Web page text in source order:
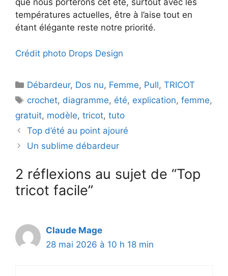
que nous porterons cet été, surtout avec les
températures actuelles, être à l’aise tout en
étant élégante reste notre priorité.
Crédit photo Drops Design
Catégories
Débardeur, Dos nu, Femme, Pull,TRICOT
Étiquettes
crochet, diagramme, été, explication,femme,
gratuit, modèle, tricot, tuto
Top d’été au point ajouré
Un sublime débardeur
2 réflexions au sujet de “Top
tricot facile”
Claude Mage
28 mai 2026 à 10 h 18 min